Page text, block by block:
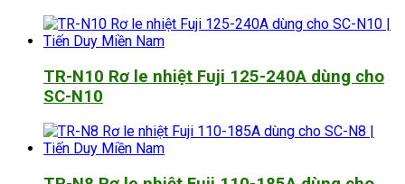
TR-N10 Rơ le nhiệt Fuji 125-240A dùng cho
SC-N10